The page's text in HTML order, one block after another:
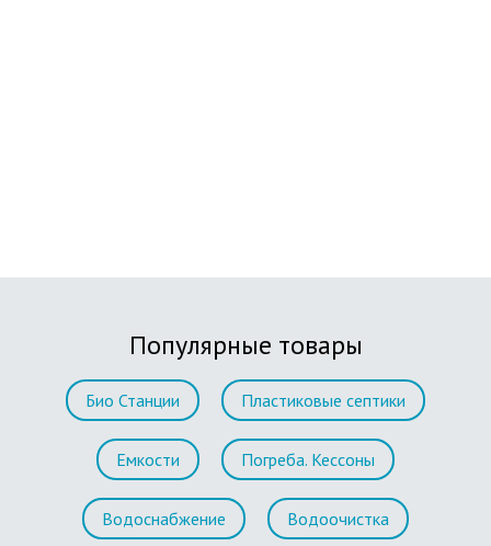
Популярные товары
Био Станции Пластиковые септики
Емкости Погреба. Кессоны
Водоснабжение Водоочистка